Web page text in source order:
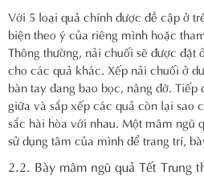
Với 5 loại quả chính được đề cập ở
biện theo ý của riêng mình hoặc
Thông thường, nải chuối sẽ được đặt
cho các quả khác. Xếp nải chuối ở
bàn tay đang bao bọc, nâng đỡ. Tiếp
giữa và sắp xếp các quả còn lại sao
sắc hài hòa với nhau. Một mâm ngũ
sử dụng tâm của mình để trang trí,
2.2. Bày mâm ngũ quả Tết Trung